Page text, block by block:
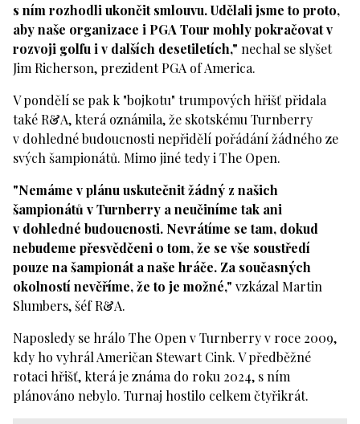
s ním rozhodli ukončit smlouvu. Udělali jsme to proto,
aby naše organizace i PGA Tour mohly pokračovat v
rozvoji golfu i v dalších desetiletích," nechal se slyšet
Jim Richerson, prezident PGA of America.
V pondělí se pak k "bojkotu" trumpových hřišť přidala
také R&A, která oznámila, že skotskému Turnberry
v dohledné budoucnosti nepřidělí pořádání žádného ze
svých šampionátů. Mimo jiné tedy i The Open.
"Nemáme v plánu uskutečnit žádný z našich
šampionátů v Turnberry a neučiníme tak ani
v dohledné budoucnosti. Nevrátíme se tam, dokud
nebudeme přesvědčeni o tom, že se vše soustředí
pouze na šampionát a naše hráče. Za současných
okolností nevěříme, že to je možné," vzkázal Martin
Slumbers, šéf R&A.
Naposledy se hrálo The Open v Turnberry v roce 2009,
kdy ho vyhrál Američan Stewart Cink. V předběžné
rotaci hřišť, která je známa do roku 2024, s ním
plánováno nebylo. Turnaj hostilo celkem čtyřikrát.